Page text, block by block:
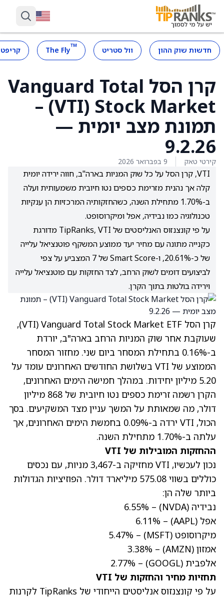
חדשות שוק ההון וול סטריט ™
The Fly
קרן הסל Vanguard Total
Stock Market‏ (VTI) –
תמונת מצב יומית —
9.2.26
קירטי טאק 9 בפברואר 2026
VTI, קרן הסל על כל שוק המניות בארה"ב, חווה ירידה יומית
קלה אך נהנית מזרימת כספים נטו חיובית משמעותית ועלה
ב-1.70% מתחילת השנה, כשהחזקותיה המרכזיות הן ענקיות
טכנולוגיה כמו נבידיה, אפל ומיקרוסופט.
על פי קונצנזוס האנליסטים של TipRanks, VTI מדורגת
כקנייה מתונה עם מחיר יעד ממוצע המשקף פוטנציאל עלייה
של כ-20.61%, ו-Smart Score של 7 המצביע על צפי
לביצועים דומים לשוק הרחב, לצד החזקות עם פוטנציאל עלייה
וירידה בולטות בתוך הקרן.
קרן הסל Vanguard Total Stock Market ETF‏ (VTI),
שעוקבת אחר שוק המניות הרחב בארה"ב, יורדת
ב-0.16% בתחילת המסחר ביום שני. מחזור המסחר
הממוצע של VTI בשלושת החודשים האחרונים עומד על
5.20 מיליון יחידות. במהלך חמישה הימים האחרונים,
הקרן רשמה זרימת כספים נטו חיובית של 868 מיליון
דולר, מה שמאותת על המשך עניין מצד המשקיעים. בסך
הכול, VTI ירדה ב-0.09% בחמשת הימים האחרונים, אך
עלתה ב-1.70% מתחילת השנה.
ההחזקות המובילות של VTI
נכון לעכשיו, VTI מחזיקה ב-3,467 מניות, עם נכסים
כוללים בשווי 575.08 מיליארד דולר. הפוזיציות הגדולות
ביותר שלה הן:
נבידיה (NVDA)
– 6.55%
אפל (AAPL)
– 6.11%
מיקרוסופט (MSFT)
– 5.47%
אמזון (AMZN)
– 3.38%
אלפבית (GOOGL)
– 2.77%
תחזיות מחיר והחזקות של VTI
על פי קונצנזוס אנליסטים הייחודי של TipRanks לקרנות